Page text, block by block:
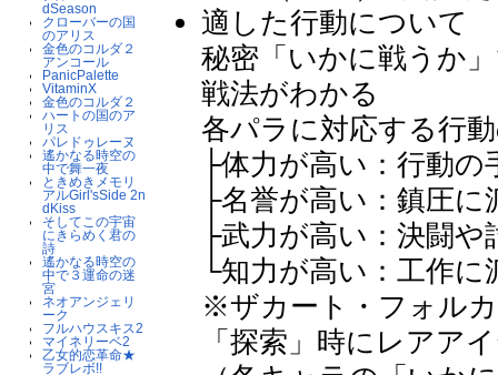
dSeason
クローバーの国
のアリス
金色のコルダ２
アンコール
PanicPalette
VitaminX
金色のコルダ２
ハートの国のア
リス
パレドゥレーヌ
遙かなる時空の
中で舞一夜
ときめきメモリ
アルGirl'sSide 2n
dKiss
そしてこの宇宙
にきらめく君の
詩
遙かなる時空の
中で３運命の迷
宮
ネオアンジェリ
ーク
フルハウスキス2
マイネリーベ2
乙女的恋革命★
ラブレボ!!
適した行動について
秘密「いかに戦うか
戦法がわかる
各パラに対応する行
├体力が高い：行動
├名誉が高い：鎮圧
├武力が高い：決闘
└知力が高い：工作
※ザカート・フォル
「探索」時にレアア